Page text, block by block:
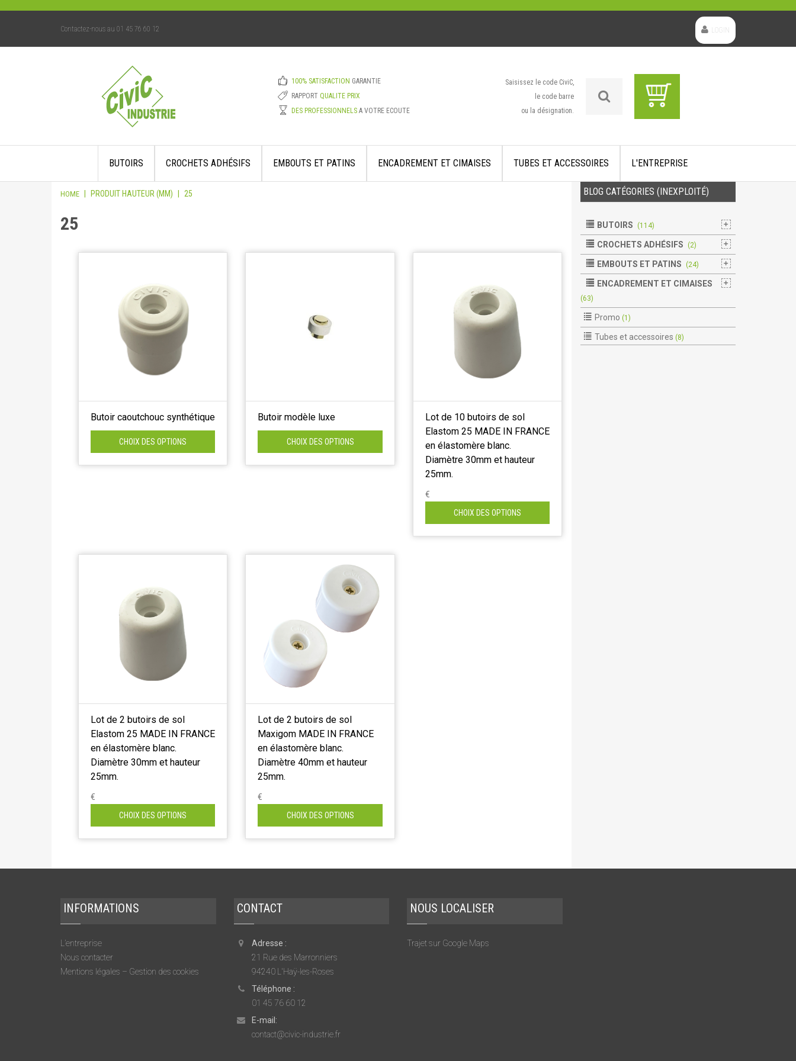
Contactez-nous au 01 45 76 60 12
100% SATISFACTION GARANTIE
RAPPORT QUALITE PRIX
DES PROFESSIONNELSA VOTRE ECOUTE
Saisissez le code CiviC,
le code barre
ou la désignation.
content
BUTOIRS CROCHETS ADHÉSIFS EMBOUTS ET PATINS ENCADREMENT ET CIMAISES TUBES ET ACCESSOIRES L'ENTREPRISE
HOME PRODUIT HAUTEUR (MM) 25
25
Butoir caoutchouc synthétique
CHOIX DES OPTIONS
Butoir modèle luxe
CHOIX DES OPTIONS
Lot de 10 butoirs de sol
Elastom 25 MADE IN FRANCE
en élastomère blanc.
Diamètre 30mm et hauteur
25mm.
€
CHOIX DES OPTIONS
Lot de 2 butoirs de sol
Elastom 25 MADE IN FRANCE
en élastomère blanc.
Diamètre 30mm et hauteur
25mm.
€
CHOIX DES OPTIONS
Lot de 2 butoirs de sol
Maxigom MADE IN FRANCE
en élastomère blanc.
Diamètre 40mm et hauteur
25mm.
€
CHOIX DES OPTIONS
BLOG CATÉGORIES (INEXPLOITÉ)
BUTOIRS (114)
CROCHETS ADHÉSIFS (2)
EMBOUTS ET PATINS (24)
ENCADREMENT ET CIMAISES
(63)
Promo (1)
Tubes et accessoires (8)
INFORMATIONS
L’entreprise
Nous contacter
Mentions légales – Gestion des cookies
CONTACT
Adresse :
21 Rue des Marronniers
94240 L'Haÿ-les-Roses
Téléphone :
01 45 76 60 12
E-mail:
contact@civic-industrie.fr
NOUS LOCALISER
Trajet sur Google Maps